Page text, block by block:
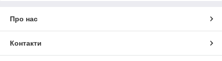
Про нас
Контакти